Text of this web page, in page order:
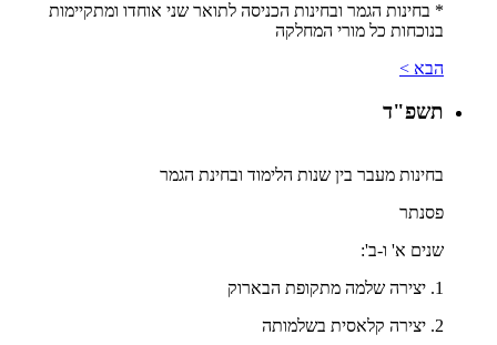
* בחינות הגמר ובחינות הכניסה לתואר שני אוחדו ומתקיימות
בנוכחות כל מורי המחלקה
הבא >
תשפ"ד
בחינות מעבר בין שנות הלימוד ובחינת הגמר
פסנתר
שנים א' ו-ב':
1. יצירה שלמה מתקופת הבארוק
2. יצירה קלאסית בשלמותה